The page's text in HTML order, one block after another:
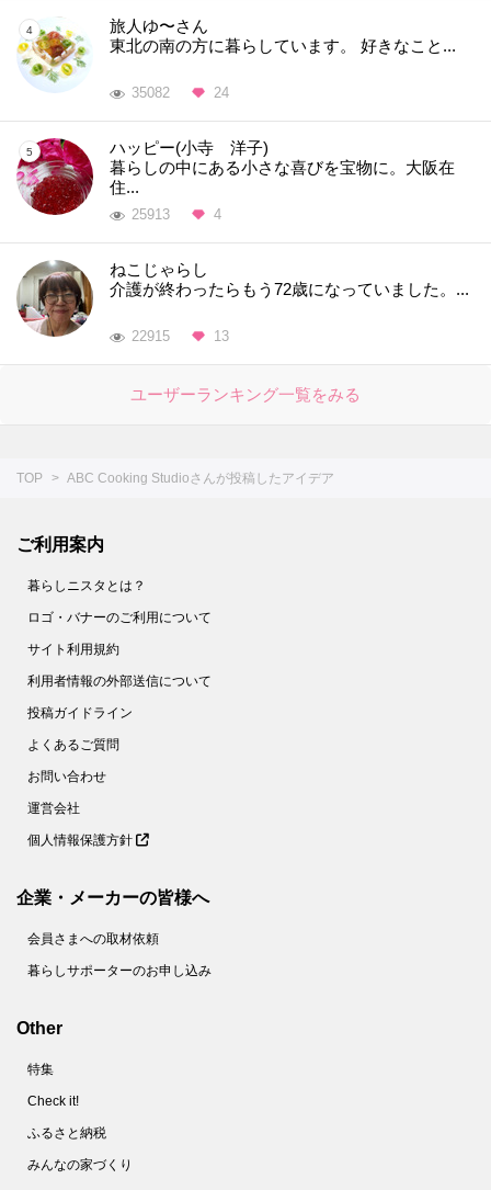
旅人ゆ〜さん
東北の南の方に暮らしています。 好きなこと...
35082 24
ハッピー(小寺 洋子)
暮らしの中にある小さな喜びを宝物に。大阪在
住...
25913 4
ねこじゃらし
介護が終わったらもう72歳になっていました。...
22915 13
ユーザーランキング一覧をみる
TOP ABC Cooking Studioさんが投稿したアイデア
ご利用案内
暮らしニスタとは？
ロゴ・バナーのご利用について
サイト利用規約
利用者情報の外部送信について
投稿ガイドライン
よくあるご質問
お問い合わせ
運営会社
個人情報保護方針
企業・メーカーの皆様へ
会員さまへの取材依頼
暮らしサポーターのお申し込み
Other
特集
Check it!
ふるさと納税
みんなの家づくり